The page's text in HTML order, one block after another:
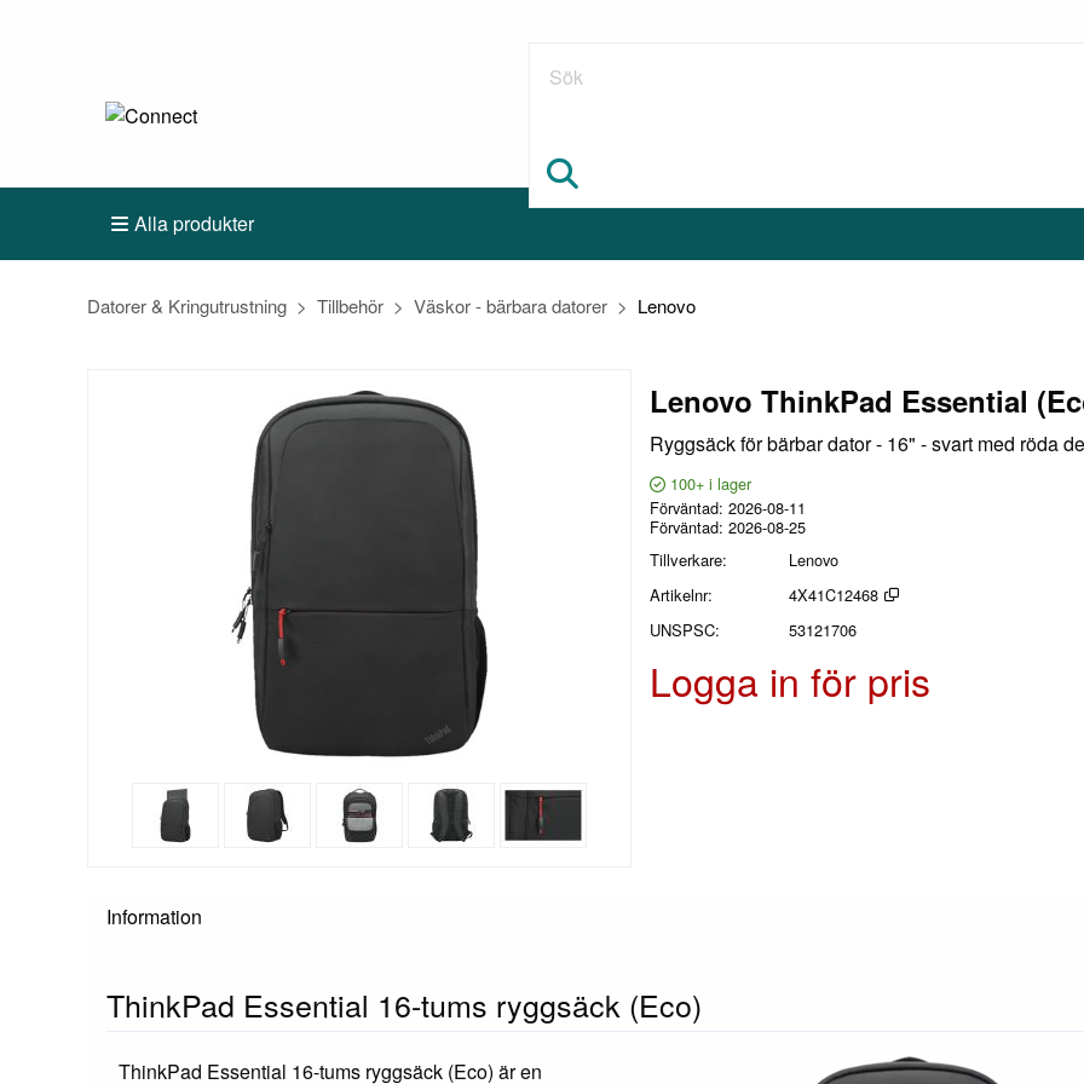
Sök
Alla produkter
Datorer & Kringutrustning Tillbehör Väskor - bärbara datorer Lenovo
Lenovo ThinkPad Essential
Ryggsäck för bärbar dator - 16" - svart med röda
100+ i lager
Förväntad 2026-08-11
Förväntad 2026-08-25
Tillverkare
Lenovo
Artikelnr
4X41C12468
UNSPSC
53121706
Logga in för pris
Information
ThinkPad Essential 16-tums ryggsäck (Eco)
ThinkPad Essential 16-tums ryggsäck (Eco) är en